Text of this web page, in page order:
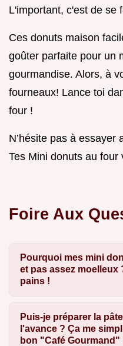
L'important, c'est de se
Ces donuts maison
goûter parfaite pour un
gourmandise. Alors, à
fourneaux! Lance toi
four !
N’hésite pas à essayer
Tes Mini donuts au
Foire Aux
Pourquoi mes mini
et pas assez moelleux
pains !
Puis-je préparer la
l'avance ? Ça me
bon "Café Gourmand"